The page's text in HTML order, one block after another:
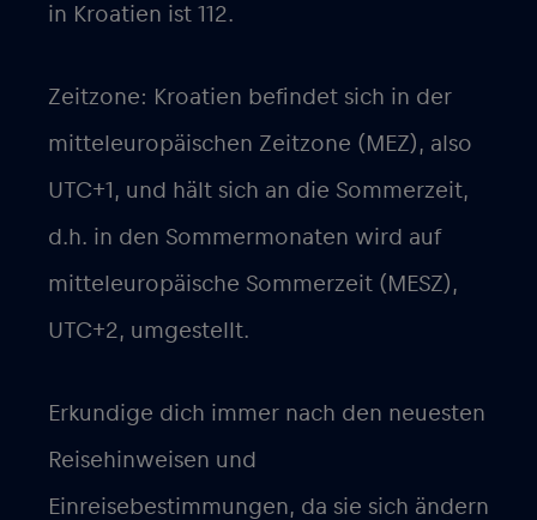
in Kroatien ist 112.
Zeitzone: Kroatien befindet sich in der
mitteleuropäischen Zeitzone (MEZ), also
UTC+1, und hält sich an die Sommerzeit,
d.h. in den Sommermonaten wird auf
mitteleuropäische Sommerzeit (MESZ),
UTC+2, umgestellt.
Erkundige dich immer nach den neuesten
Reisehinweisen und
Einreisebestimmungen, da sie sich ändern